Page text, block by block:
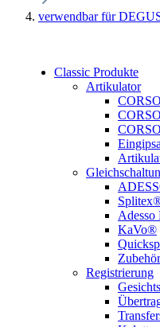
verwendbar für
Classic Produkte
Artikulator
KaVo®
Zubehör
Registrierung